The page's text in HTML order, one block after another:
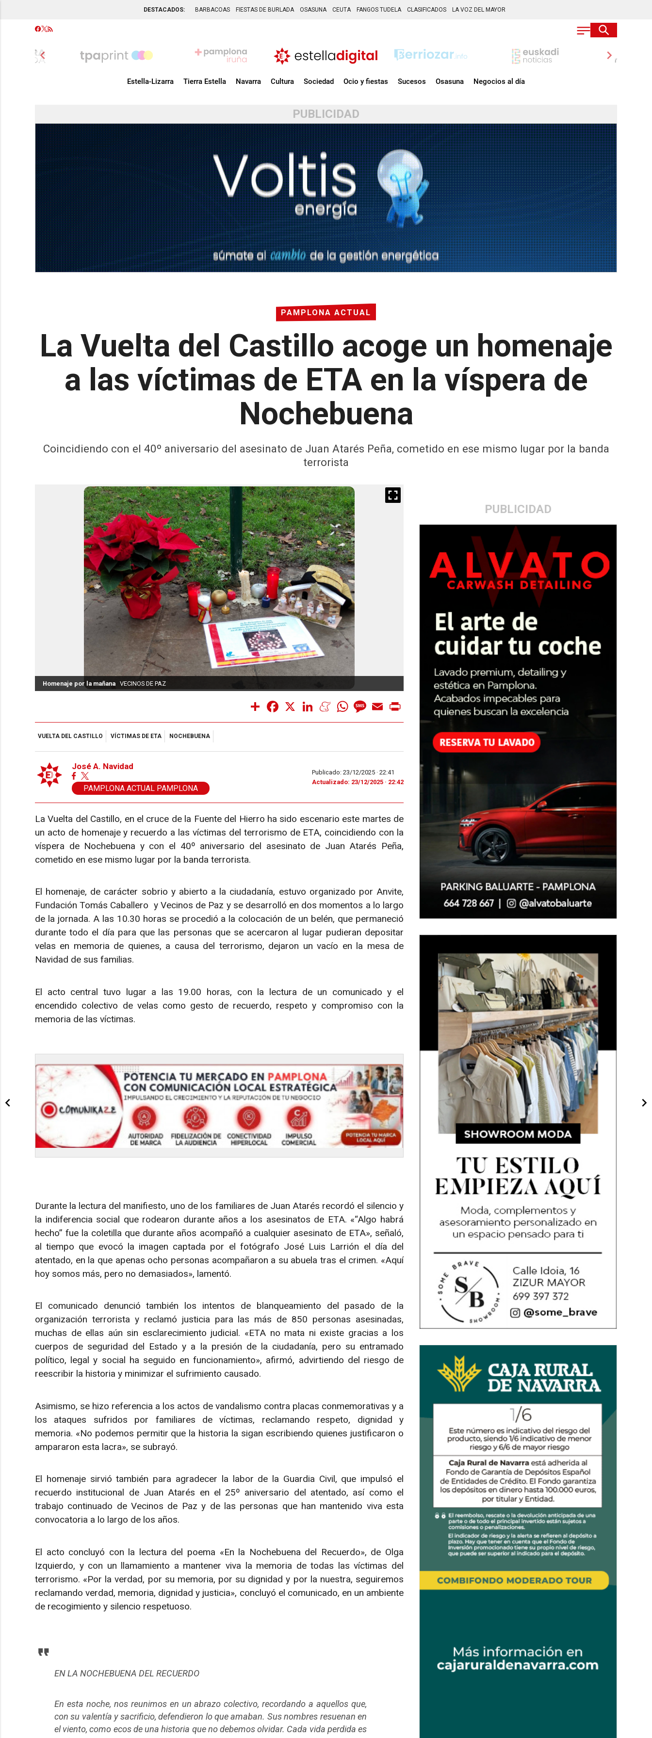
DESTACADOS: BARBACOAS FIESTAS DE BURLADA OSASUNA CEUTA FANGOS TUDELA CLASIFICADOS LA VOZ DEL MAYOR
chevron_left chevron_right
Estella-Lizarra Tierra Estella Navarra Cultura Sociedad Ocio y fiestas Sucesos Osasuna Negocios al día
PUBLICIDAD
PAMPLONA ACTUAL
La Vuelta del Castillo acoge un homenaje
a las víctimas de ETA en la víspera de
Nochebuena
Coincidiendo con el 40º aniversario del asesinato de Juan Atarés Peña, cometido en ese mismo lugar por la banda
terrorista
PUBLICIDAD
Homenaje por la mañana VECINOS DE PAZ HOmenaje vespertino CRISTINA IBARROLA
Share Facebook LinkedInMeneameWhatsAppMessage
Email
VUELTA DEL CASTILLO VÍCTIMAS DE ETA NOCHEBUENA
José A. Navidad
PAMPLONA ACTUAL PAMPLONA
Publicado: 23/12/2025 · 22:41
Actualizado: 23/12/2025 · 22:42
La Vuelta del Castillo, en el cruce de la Fuente del Hierro ha sido escenario este martes de
un acto de homenaje y recuerdo a las víctimas del terrorismo de ETA, coincidiendo con la
víspera de Nochebuena y con el 40º aniversario del asesinato de Juan Atarés Peña,
cometido en ese mismo lugar por la banda terrorista.
El homenaje, de carácter sobrio y abierto a la ciudadanía, estuvo organizado por Anvite,
Fundación Tomás Caballero y Vecinos de Paz y se desarrolló en dos momentos a lo largo
de la jornada. A las 10.30 horas se procedió a la colocación de un belén, que permaneció
durante todo el día para que las personas que se acercaron al lugar pudieran depositar
velas en memoria de quienes, a causa del terrorismo, dejaron un vacío en la mesa de
Navidad de sus familias.
El acto central tuvo lugar a las 19.00 horas, con la lectura de un comunicado y el
encendido colectivo de velas como gesto de recuerdo, respeto y compromiso con la
memoria de las víctimas.
Durante la lectura del manifiesto, uno de los familiares de Juan Atarés recordó el silencio y
la indiferencia social que rodearon durante años a los asesinatos de ETA. «“Algo habrá
hecho” fue la coletilla que durante años acompañó a cualquier asesinato de ETA», señaló,
al tiempo que evocó la imagen captada por el fotógrafo José Luis Larrión el día del
atentado, en la que apenas ocho personas acompañaron a su abuela tras el crimen. «Aquí
hoy somos más, pero no demasiados», lamentó.
El comunicado denunció también los intentos de blanqueamiento del pasado de la
organización terrorista y reclamó justicia para las más de 850 personas asesinadas,
muchas de ellas aún sin esclarecimiento judicial. «ETA no mata ni existe gracias a los
cuerpos de seguridad del Estado y a la presión de la ciudadanía, pero su entramado
político, legal y social ha seguido en funcionamiento», afirmó, advirtiendo del riesgo de
reescribir la historia y minimizar el sufrimiento causado.
Asimismo, se hizo referencia a los actos de vandalismo contra placas conmemorativas y a
los ataques sufridos por familiares de víctimas, reclamando respeto, dignidad y
memoria. «No podemos permitir que la historia la sigan escribiendo quienes justificaron o
ampararon esta lacra», se subrayó.
El homenaje sirvió también para agradecer la labor de la Guardia Civil, que impulsó el
recuerdo institucional de Juan Atarés en el 25º aniversario del atentado, así como el
trabajo continuado de Vecinos de Paz y de las personas que han mantenido viva esta
convocatoria a lo largo de los años.
El acto concluyó con la lectura del poema «En la Nochebuena del Recuerdo», de Olga
Izquierdo, y con un llamamiento a mantener viva la memoria de todas las víctimas del
terrorismo. «Por la verdad, por su memoria, por su dignidad y por la nuestra, seguiremos
reclamando verdad, memoria, dignidad y justicia», concluyó el comunicado, en un ambiente
de recogimiento y silencio respetuoso.
EN LA NOCHEBUENA DEL RECUERDO
En esta noche, nos reunimos en un abrazo colectivo, recordando a aquellos que,
con su valentía y sacrificio, defendieron lo que amaban. Sus nombres resuenan en
el viento, como ecos de una historia que no debemos olvidar. Cada vida perdida es